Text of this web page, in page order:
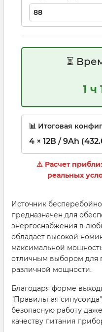
⏳
1 ч
📊 Итоговая
4 × 12В / 9Ah
⚠ Расчет
реальных
Источник
предназначен для
энергоснабжения в
обладает высокой
максимальной
отличным выбором для
различной мощности.
Благодаря форме
"Правильная
безопасную работу
качеству питания